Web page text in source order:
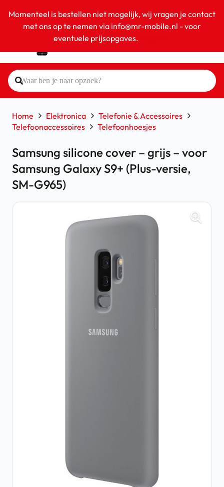
Momenteel is bestellen niet mogelijk, wij vragen je contact
met ons op te nemen via info@mr-mobile.nl - voor
eventuele prijsopgaves.
Home Elektronica
Telefonie & Accessoires
Telefoonaccessoires
Telefoonhoesjes
Samsung silicone cover – grijs – voor
Samsung Galaxy S9+ (Plus-versie,
SM-G965)